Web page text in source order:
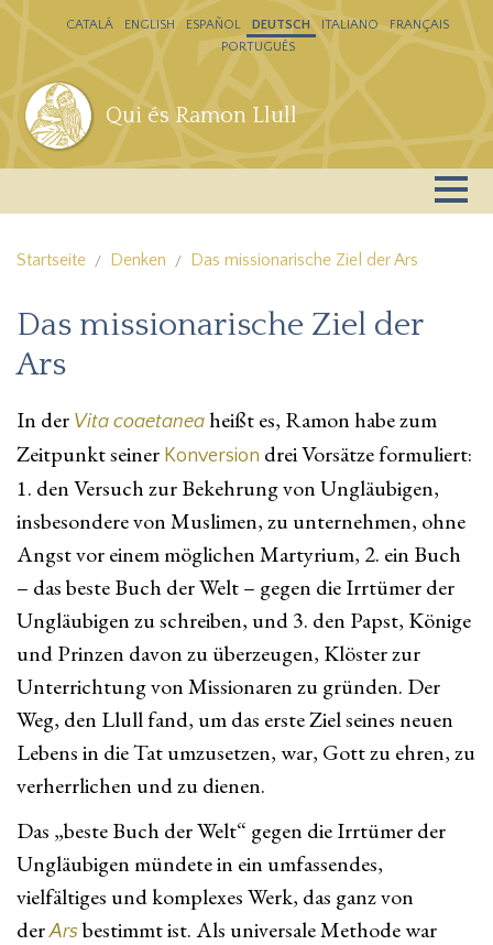
Direkt zum Inhalt
Qui és Ramon Llull
CATALÁ ENGLISH ESPAÑOL DEUTSCH ITALIANO
FRANÇAIS
PORTUGUÊS
Startseite Denken Das missionarische Ziel der Ars
Das missionarische Ziel der
Ars
In der Vita coaetanea heißt es, Ramon habe zum
Zeitpunkt seiner Konversion drei Vorsätze formuliert:
1. den Versuch zur Bekehrung von Ungläubigen,
insbesondere von Muslimen, zu unternehmen, ohne
Angst vor einem möglichen Martyrium, 2. ein Buch
– das beste Buch der Welt – gegen die Irrtümer der
Ungläubigen zu schreiben, und 3. den Papst, Könige
und Prinzen davon zu überzeugen, Klöster zur
Unterrichtung von Missionaren zu gründen. Der
Weg, den Llull fand, um das erste Ziel seines neuen
Lebens in die Tat umzusetzen, war, Gott zu ehren, zu
verherrlichen und zu dienen.
Das „beste Buch der Welt“ gegen die Irrtümer der
Ungläubigen mündete in ein umfassendes,
vielfältiges und komplexes Werk, das ganz von
derArs bestimmt ist. Als universale Methode war